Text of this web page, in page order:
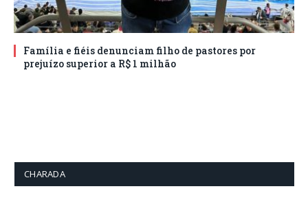
Família e fiéis denunciam filho de pastores por
prejuízo superior a R$ 1 milhão
CHARADA